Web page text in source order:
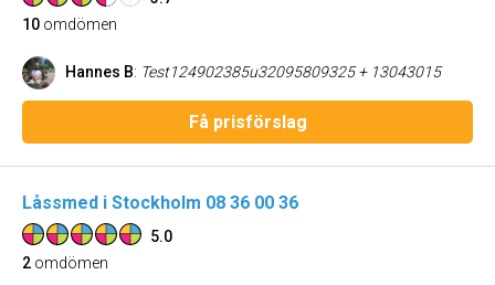
10 omdömen
Hannes B: Test124902385u32095809325 + 13043015
Få prisförslag
Låssmed i Stockholm 08 36 00 36
5.0
2 omdömen